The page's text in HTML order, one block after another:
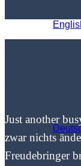
Just another
zwar nichts
Freudebringer